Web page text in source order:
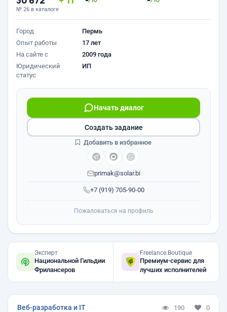
№ 26 в каталоге
Город
Пермь
Опыт работы
17 лет
На сайте с
2009 года
Юридический
статус
ИП
+7 (919) 705-90-00
Начать диалог
primak@solar.bi
Создать задание
Добавить в избранное
Пожаловаться на профиль
Эксперт
Национальной Гильдии
Фрилансеров
Freelance.Boutique
Премиум-сервис для
лучших исполнителей
Веб-разработка и IT 190 0